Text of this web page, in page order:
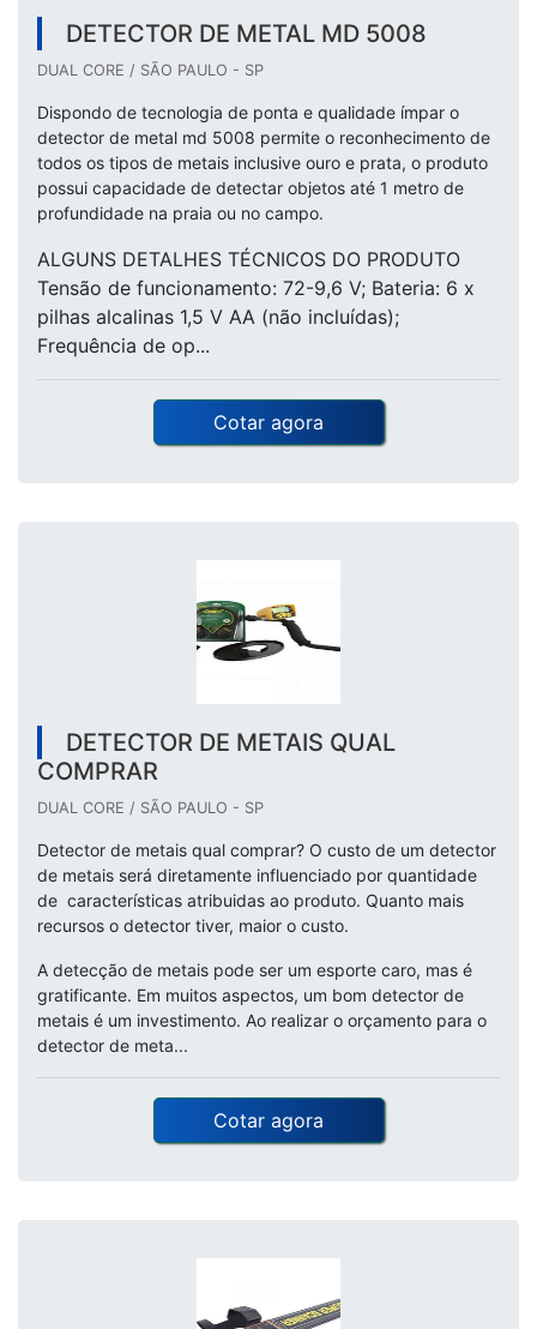
DETECTOR DE METAL MD 5008
DUAL CORE / SÃO PAULO - SP
Dispondo de tecnologia de ponta e qualidade ímpar o
detector de metal md 5008 permite o reconhecimento de
todos os tipos de metais inclusive ouro e prata, o produto
possui capacidade de detectar objetos até 1 metro de
profundidade na praia ou no campo.
ALGUNS DETALHES TÉCNICOS DO PRODUTO
Tensão de funcionamento: 72-9,6 V; Bateria: 6 x
pilhas alcalinas 1,5 V AA (não incluídas);
Frequência de op...
Cotar agora
DETECTOR DE METAIS QUAL
COMPRAR
DUAL CORE / SÃO PAULO - SP
Detector de metais qual comprar? O custo de um detector
de metais será diretamente influenciado por quantidade
de características atribuidas ao produto. Quanto mais
recursos o detector tiver, maior o custo.
A detecção de metais pode ser um esporte caro, mas é
gratificante. Em muitos aspectos, um bom detector de
metais é um investimento. Ao realizar o orçamento para o
detector de meta...
Cotar agora